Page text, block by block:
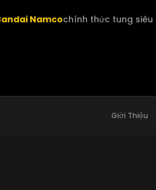
Namcochính thức tung
Giới Thiệu